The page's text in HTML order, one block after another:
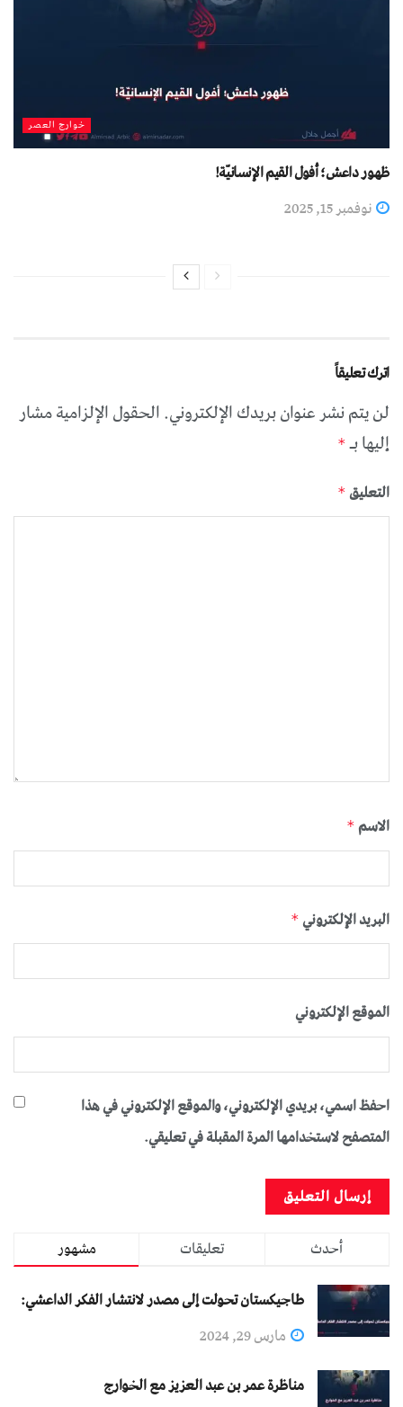
خوارج العصر
ظهور داعش؛ أفول القيم الإنسانيّة!
نوفمبر 15, 2025
اترك تعليقاً
لن يتم نشر عنوان بريدك الإلكتروني.الحقول الإلزامية مشار
إليها بـ *
التعليق *
الاسم *
البريد الإلكتروني *
الموقع الإلكتروني
احفظ اسمي، بريدي الإلكتروني، والموقع الإلكتروني في هذا
المتصفح لاستخدامها المرة المقبلة في تعليقي.
مشهور تعليقات
أحدث
طاجيكستان تحولت إلى مصدر لانتشار الفكر الداعشي:
مارس 29, 2024
مناظرة عمر بن عبد العزيز مع الخوارج